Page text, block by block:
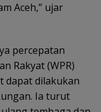
Aceh,” ujar
percepatan
Rakyat (WPR)
dapat dilakukan
Ia turut